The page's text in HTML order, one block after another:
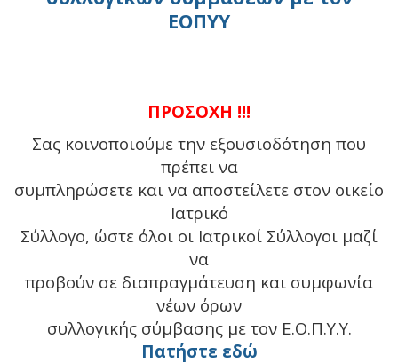
ΕΟΠΥΥ
ΠΡΟΣΟΧΗ !!!
Σας κοινοποιούμε την εξουσιοδότηση που
πρέπει να
συμπληρώσετε και να αποστείλετε στον οικείο
Ιατρικό
Σύλλογο, ώστε όλοι οι Ιατρικοί Σύλλογοι μαζί
να
προβούν σε διαπραγμάτευση και συμφωνία
νέων όρων
συλλογικής σύμβασης με τον Ε.Ο.Π.Υ.Υ.
Πατήστε εδώ